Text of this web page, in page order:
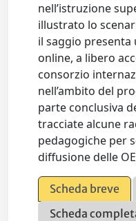
nell’istruzione
illustrato lo
il saggio presenta
online, a libero
consorzio
nell’ambito del
parte conclusiva
tracciate alcune
pedagogiche per
diffusione delle
Scheda breve
Scheda